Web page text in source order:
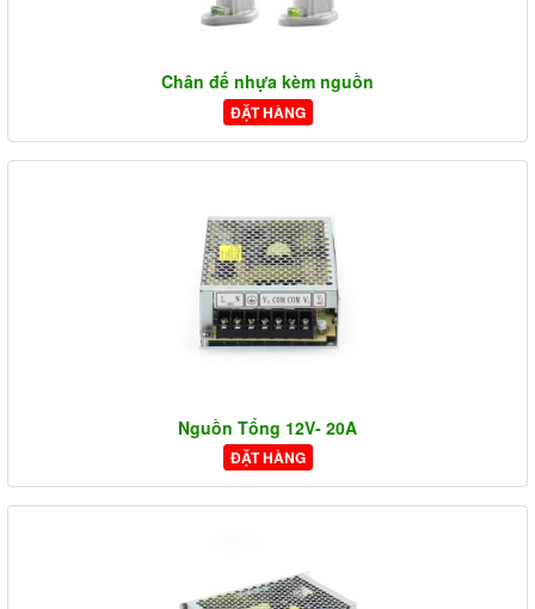
Chân đế nhựa kèm nguồn
ĐẶT HÀNG
Nguồn Tổng 12V- 20A
ĐẶT HÀNG